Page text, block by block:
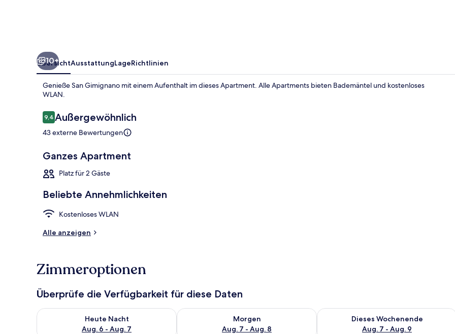
10+
ÜbersichtAusstattungLageRichtlinien
Genieße San Gimignano mit einem Aufenthalt im dieses Apartment. Alle Apartments bieten Bademäntel und kostenloses
WLAN.
Bewertungen
9,49,4 von 10.
Außergewöhnlich
43 externe Bewertungen
Ganzes Apartment
Platz für 2 Gäste
Beliebte Annehmlichkeiten
Kostenloses WLAN
Alle anzeigen
Zimmeroptionen
Überprüfe die Verfügbarkeit für diese Daten
Heute Nacht
Aug. 6 - Aug. 7
Überprüfe die Verfügbarkeit für heute Nacht, Aug. 6 - Aug. 7.
Morgen
Aug. 7 - Aug. 8
Überprüfe die Verfügbarkeit für morgen, Aug. 7 - Aug. 8.
Dieses Wochenende
Aug. 7 - Aug. 9
Überprüfe die Verfügbarkeit für